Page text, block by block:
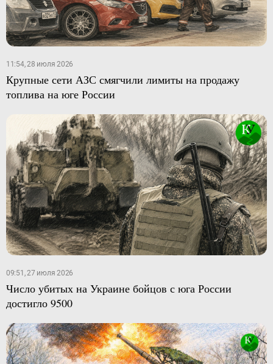
11:54, 28 июля 2026
Крупные сети АЗС смягчили лимиты на продажу
топлива на юге России
09:51, 27 июля 2026
Число убитых на Украине бойцов с юга России
достигло 9500